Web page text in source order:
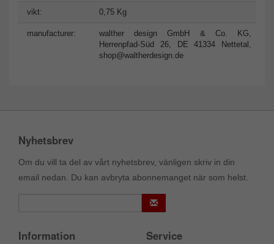
vikt: 0,75 Kg
manufacturer:
walther design GmbH & Co. KG,
Herrenpfad-Süd 26, DE 41334 Nettetal,
shop@waltherdesign.de
Nyhetsbrev
Om du vill ta del av vårt nyhetsbrev, vänligen skriv in din
email nedan. Du kan avbryta abonnemanget när som helst.
Information Service